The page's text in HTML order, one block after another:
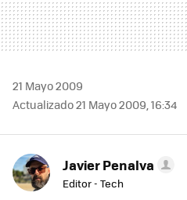
21 Mayo 2009
Actualizado 21 Mayo 2009, 16:34
Javier Penalva
Editor - Tech